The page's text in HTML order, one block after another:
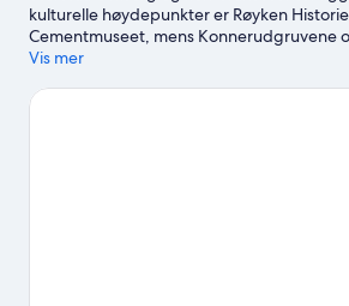
kulturelle høydepunkter er Røyken
Cementmuseet, mens Konnerudgruvene
noen av landemerkene i området. Nedre
bli med på spennende
Vis mer